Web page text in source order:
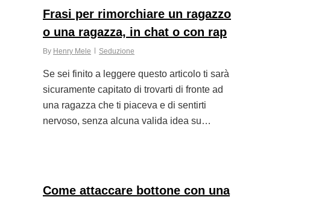
Frasi per rimorchiare un ragazzo
o una ragazza, in chat o con rap
By Henry Mele Seduzione
Se sei finito a leggere questo articolo ti sarà
sicuramente capitato di trovarti di fronte ad
una ragazza che ti piaceva e di sentirti
nervoso, senza alcuna valida idea su…
Come attaccare bottone con una